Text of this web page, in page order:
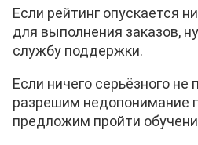
Если рейтинг опускается
для выполнения заказов,
службу поддержки.
Если ничего серьёзного
разрешим недопонимание
предложим пройти